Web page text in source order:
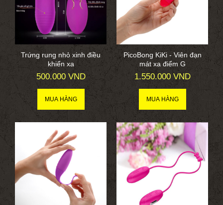
Trứng rung nhỏ xinh điều
khiển xa
500.000 VND
PicoBong KiKi - Viên đạn
mát xa điểm G
1.550.000 VND